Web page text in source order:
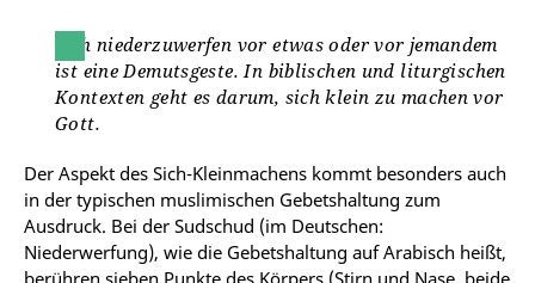
Sich niederzuwerfen vor etwas oder vor jemandem
ist eine Demutsgeste. In biblischen und liturgischen
Kontexten geht es darum, sich klein zu machen vor
Gott.
Der Aspekt des Sich-Kleinmachens kommt besonders auch
in der typischen muslimischen Gebetshaltung zum
Ausdruck. Bei der Sudschud (im Deutschen:
Niederwerfung), wie die Gebetshaltung auf Arabisch heißt,